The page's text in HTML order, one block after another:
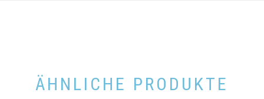
ÄHNLICHE PRODUKTE